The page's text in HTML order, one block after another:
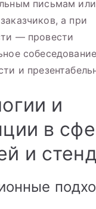
письмам
а при
— провести
и
и
в
и